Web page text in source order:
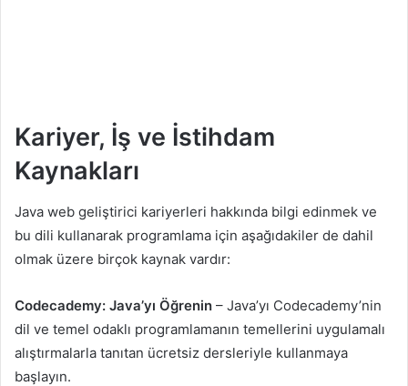
Kariyer, İş ve İstihdam
Kaynakları
Java web geliştirici kariyerleri hakkında bilgi edinmek ve
bu dili kullanarak programlama için aşağıdakiler de dahil
olmak üzere birçok kaynak vardır:
Codecademy: Java’yı Öğrenin – Java’yı Codecademy’nin
dil ve temel odaklı programlamanın temellerini uygulamalı
alıştırmalarla tanıtan ücretsiz dersleriyle kullanmaya
başlayın.